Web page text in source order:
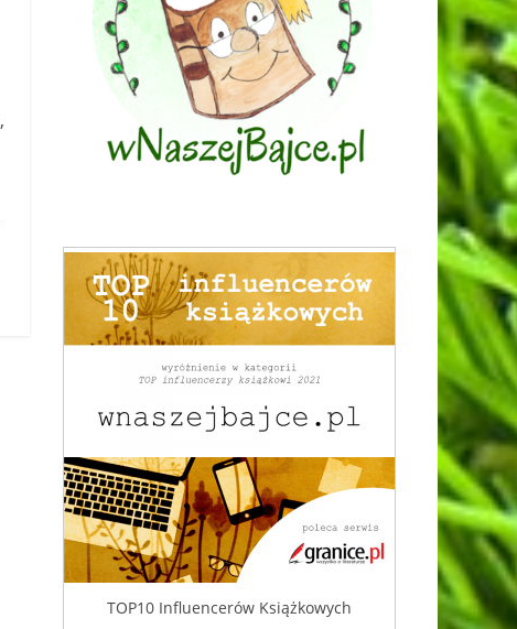
,
TOP10 Influencerów Książkowych